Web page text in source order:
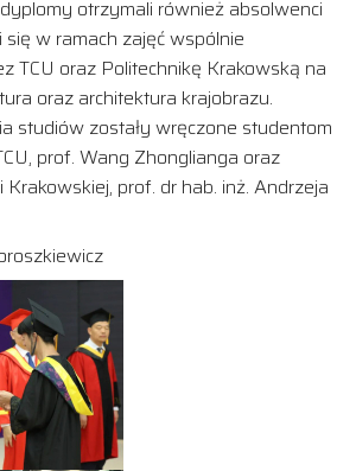
otrzymali również absolwenci
się w ramach zajęć wspólnie
TCU oraz Politechnikę Krakowską na
oraz architektura krajobrazu.
studiów zostały wręczone studentom
prof. Wang Zhonglianga oraz
prof. dr hab. inż. Andrzeja